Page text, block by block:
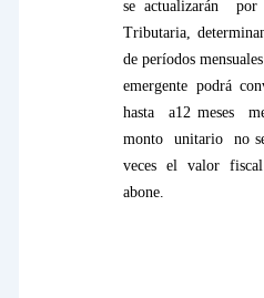
se actualizarán por
Tributaria,
de períodos
emergente podrá
hasta
a12 meses
monto
unitario no
veces
el valor fiscal
abone.